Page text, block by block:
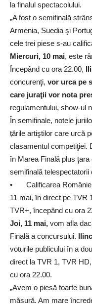
la finalul spectacolului.
„A fost o semifinală
Armenia, Suedia şi
cele trei piese s-au
Miercuri, 10 mai, este
Începând cu ora 22.00,
concurenţi, vor urca pe
care juraţii vor nota
regulamentului, show-ul
În semifinale, notele
țările artiştilor care urcă
clasamentul competiţiei.
în Marea Finală plus
semifinală
• Calificarea României
11 mai, în direct pe TVR
TVR+, începând cu ora
Joi, 11 mai, vom afla
Finală a concursului.
voturile publicului în a
direct la TVR 1, TVR
cu ora 22.00.
„Avem o piesă foarte
măsură. Am mare